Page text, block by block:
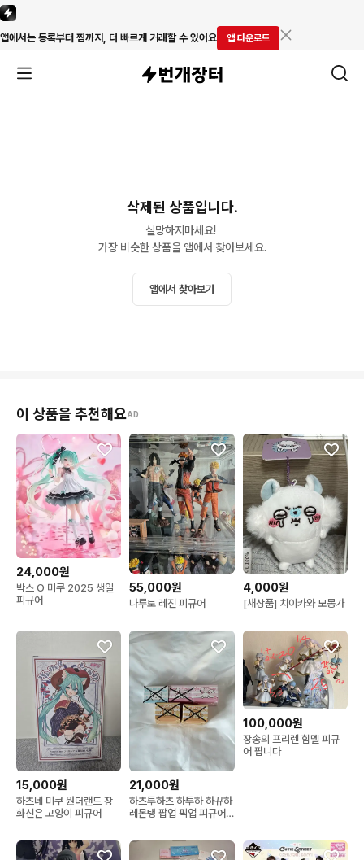
앱에서는 등록부터 찜까지, 더 빠르게 거래할 수 있어요 앱 다운로드
삭제된 상품입니다.
실망하지마세요!
가장 비슷한 상품을 앱에서 찾아보세요.
앱에서 찾아보기
이 상품을 추천해요AD
24,000원
박스 O 미쿠 2025 생일
피규어
55,000원
나루토 레진 피규어
4,000원
[새상품] 치이카와 모몽가
15,000원
하츠네 미쿠 원더랜드 장
화신은 고양이 피규어
21,000원
하츠투하츠 하투하 하뀨하
레몬탱 팝업 픽업 피규어
100,000원
장송의 프리렌 힘멜 피규
어 팝니다